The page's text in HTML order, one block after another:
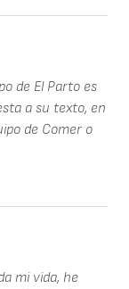
de El Parto es
a su texto, en
de Comer o
mi vida, he